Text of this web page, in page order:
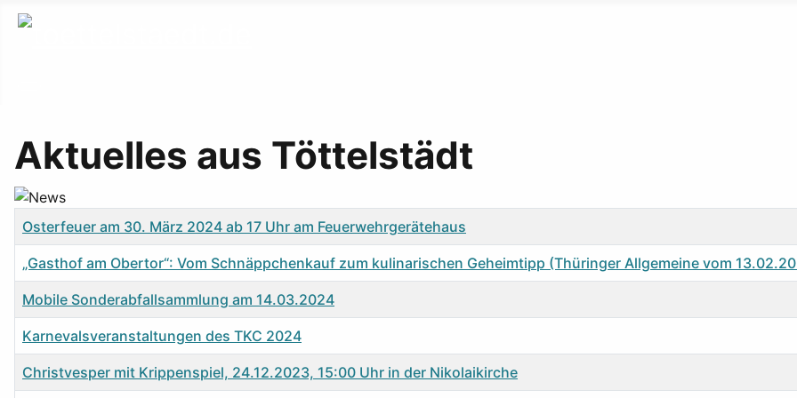
Aktuelles aus Töttelstädt
Titel
Osterfeuer am 30. März 2024 ab 17 Uhr am Feuerwehrgerätehaus
„Gasthof am Obertor“: Vom Schnäppchenkauf zum kulinarischen Geheimtipp (Thüringer Allgemeine vom
Mobile Sonderabfallsammlung am 14.03.2024
Karnevalsveranstaltungen des TKC 2024
Christvesper mit Krippenspiel, 24.12.2023, 15:00 Uhr in der Nikolaikirche